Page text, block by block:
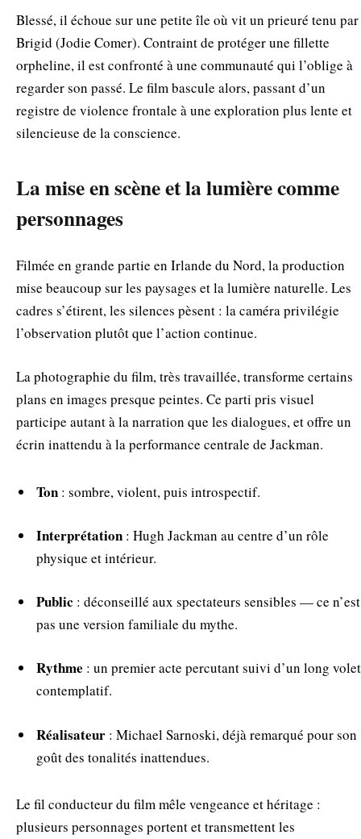
Blessé, il échoue sur une petite île où vit un prieuré tenu par
Brigid (Jodie Comer). Contraint de protéger une fillette
orpheline, il est confronté à une communauté qui l’oblige à
regarder son passé. Le film bascule alors, passant d’un
registre de violence frontale à une exploration plus lente et
silencieuse de la conscience.
La mise en scène et la lumière comme
personnages
Filmée en grande partie en Irlande du Nord, la production
mise beaucoup sur les paysages et la lumière naturelle. Les
cadres s’étirent, les silences pèsent : la caméra privilégie
l’observation plutôt que l’action continue.
La photographie du film, très travaillée, transforme certains
plans en images presque peintes. Ce parti pris visuel
participe autant à la narration que les dialogues, et offre un
écrin inattendu à la performance centrale de Jackman.
Ton : sombre, violent, puis introspectif.
Interprétation : Hugh Jackman au centre d’un rôle
physique et intérieur.
Public : déconseillé aux spectateurs sensibles — ce n’est
pas une version familiale du mythe.
Rythme : un premier acte percutant suivi d’un long volet
contemplatif.
Réalisateur : Michael Sarnoski, déjà remarqué pour son
goût des tonalités inattendues.
Le fil conducteur du film mêle vengeance et héritage :
plusieurs personnages portent et transmettent les